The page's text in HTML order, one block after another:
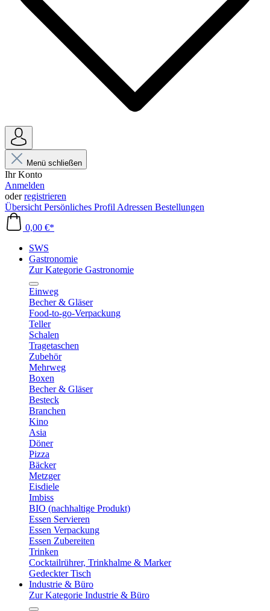
Menü schließen
Ihr Konto
Anmelden
oderregistrieren
Übersicht Persönliches Profil Adressen Bestellungen
0,00 €*
SWS
Gastronomie
Zur Kategorie Gastronomie
Einweg
Becher & Gläser
Food-to-go-Verpackung
Teller
Schalen
Tragetaschen
Zubehör
Mehrweg
Boxen
Becher & Gläser
Besteck
Branchen
Kino
Asia
Döner
Pizza
Bäcker
Metzger
Eisdiele
Imbiss
BIO (nachhaltige Produkt)
Essen Servieren
Essen Verpackung
Essen Zubereiten
Trinken
Cocktailrührer, Trinkhalme & Marker
Gedeckter Tisch
Industrie & Büro
Zur Kategorie Industrie & Büro